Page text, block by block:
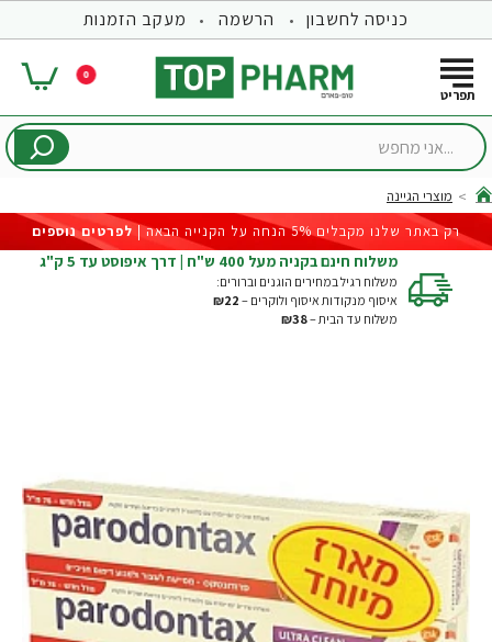
כניסה לחשבון הרשמה מעקב הזמנות
0
...אני
home
מוצרי הגיינה
רק באתר שלנו מקבלים 5% הנחה על הקנייה הבאה |
לפרטים נוספים
משלוח חינם בקניה מעל 400 ש"ח | דרך איפוסט עד 5 ק"ג
משלוח רגיל במחירים הוגנים וברורים:
איסוף מנקודות איסוף ולוקרים – ₪22
משלוח עד הבית –₪38